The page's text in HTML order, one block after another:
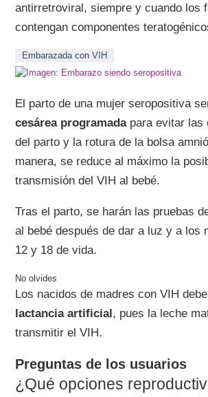
antirretroviral, siempre y cuando los
contengan componentes
Embarazada con VIH
El parto de una mujer seropositiva
cesárea programadapara evitar las
del parto y la rotura de la bolsa
manera, se reduce al máximo la
transmisión del VIH al bebé.
Tras el parto, se harán las pruebas
al bebé después de dar a luz y a los
12 y 18 de vida.
Los nacidos de madres con VIH
lactancia artificial, pues la leche
transmitir el VIH.
Preguntas de los usuarios
¿Qué opciones